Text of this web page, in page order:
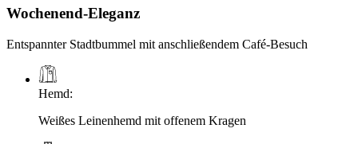
Wochenend-Eleganz
Entspannter Stadtbummel mit anschließendem Café-Besuch
Hemd:
Weißes Leinenhemd mit offenem Kragen